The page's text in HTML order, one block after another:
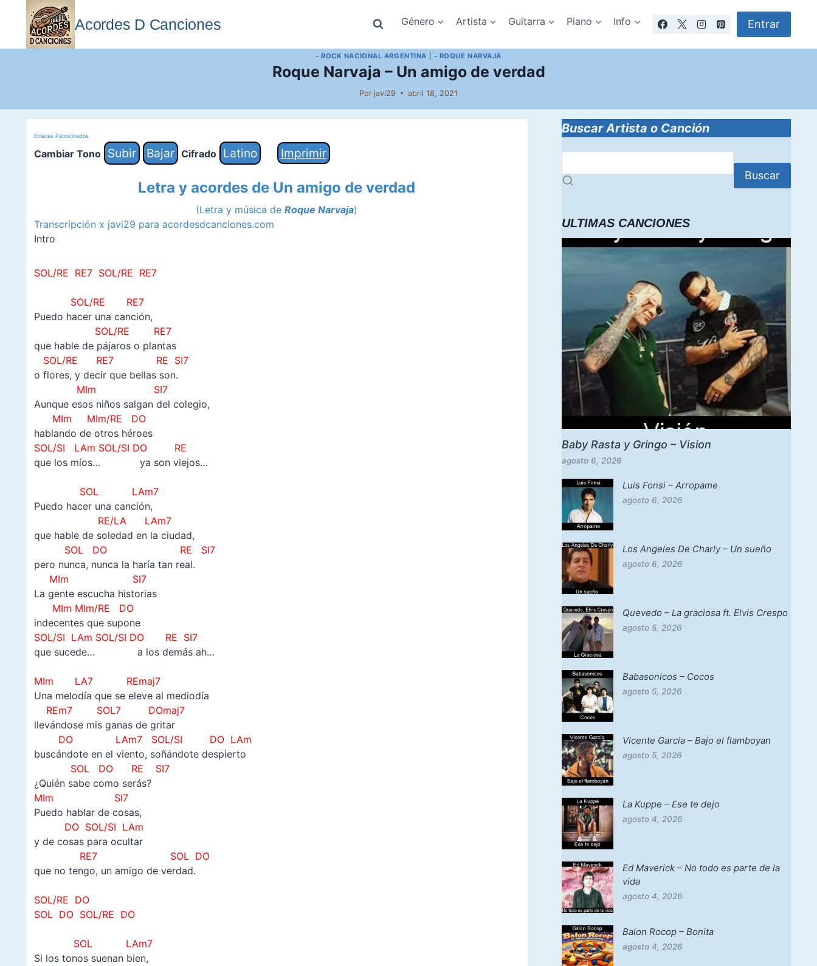
contenido
Acordes D Canciones Género Artista Guitarra Piano Info Entrar
- ROCK NACIONAL ARGENTINA - ROQUE NARVAJA
Roque Narvaja – Un amigo de verdad
Por javi29 abril 18, 2021
Enlaces Patrocinados
Cambiar Tono Subir Bajar Cifrado Latino Imprimir
Letra y acordes de Un amigo de verdad
(Letra y música deRoque Narvaja)
Transcripción x javi29 para acordesdcanciones.com
Intro
SOL/RE RE7 SOL/RE RE7
SOL/RE RE7
Puedo hacer una canción,
SOL/RE RE7
que hable de pájaros o plantas
SOL/RE RE7
RE SI7
o flores, y decir que bellas son.
MIm SI7
Aunque esos niños salgan del colegio,
MIm MIm/RE DO
hablando de otros héroes
SOL/SI LAm SOL/SI DO RE
que los míos… ya son viejos…
SOL LAm7
Puedo hacer una canción,
RE/LA LAm7
que hable de soledad en la ciudad,
SOL DO RE SI7
pero nunca, nunca la haría tan real.
MIm SI7
La gente escucha historias
MIm MIm/RE DO
indecentes que supone
SOL/SI LAm SOL/SI DO RE SI7
que sucede… a los demás ah…
MIm LA7 REmaj7
Una melodía que se eleve al mediodía
REm7 SOL7 DOmaj7
llevándose mis ganas de gritar
DO LAm7 SOL/SI DO LAm
buscándote en el viento, soñándote despierto
SOL DO RE SI7
¿Quién sabe como serás?
MIm SI7
Puedo hablar de cosas,
DO SOL/SI LAm
y de cosas para ocultar
RE7 SOL DO
que no tengo, un amigo de verdad.
SOL/RE DO
SOL DO SOL/RE DO
SOL LAm7
Si los tonos suenan bien,
Buscar Artista o Canción
Buscar
ULTIMAS CANCIONES
Baby Rasta y Gringo – Vision
agosto 6, 2026
Luis Fonsi – Arropame
agosto 6, 2026
Los Angeles De Charly – Un sueño
agosto 6, 2026
Quevedo – La graciosa ft. Elvis Crespo
agosto 5, 2026
Babasonicos – Cocos
agosto 5, 2026
Vicente Garcia – Bajo el flamboyan
agosto 5, 2026
La Kuppe – Ese te dejo
agosto 4, 2026
Ed Maverick – No todo es parte de la
vida
agosto 4, 2026
Balon Rocop – Bonita
agosto 4, 2026